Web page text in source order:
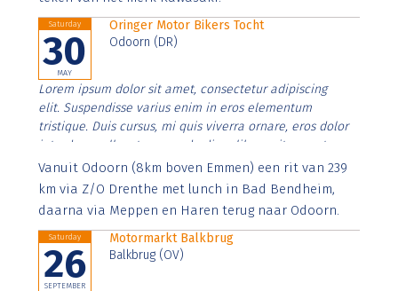
Saturday
30
MAY
Oringer Motor Bikers Tocht
Odoorn (DR)
Lorem ipsum dolor sit amet, consectetur adipiscing
elit. Suspendisse varius enim in eros elementum
tristique. Duis cursus, mi quis viverra ornare, eros dolor
interdum nulla, ut commodo diam libero vitae erat.
Aenean faucibus nibh et justo cursus id rutrum lorem
imperdiet. Nunc ut sem vitae risus tristique posuere.
Vanuit Odoorn (8km boven Emmen) een rit van 239
km via Z/O Drenthe met lunch in Bad Bendheim,
daarna via Meppen en Haren terug naar Odoorn.
Saturday
26
SEPTEMBER
Motormarkt Balkbrug
Balkbrug (OV)